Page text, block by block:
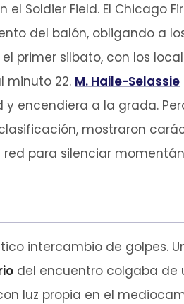
Soldier Field. El Chicago
del balón, obligando a
primer silbato, con los
minuto 22. M. Haile-Selassie
encendiera a la grada.
mostraron
para silenciar
intercambio de golpes.
del encuentro colgaba de
luz propia en el